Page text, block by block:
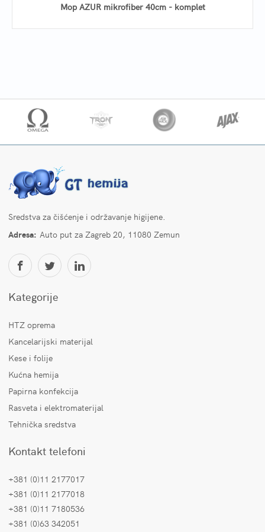
Mop AZUR mikrofiber 40cm - komplet
Sredstva za čišćenje i održavanje higijene.
Adresa: Auto put za Zagreb 20, 11080 Zemun
Kategorije
HTZ oprema
Kancelarijski materijal
Kese i folije
Kućna hemija
Papirna konfekcija
Rasveta i elektromaterijal
Tehnička sredstva
Kontakt telefoni
+381 (0)11 2177017
+381 (0)11 2177018
+381 (0)11 7180536
+381 (0)63 342051